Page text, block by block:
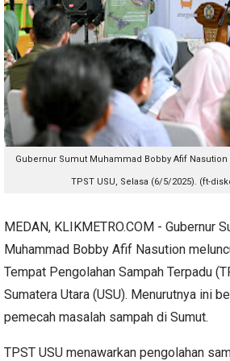
Gubernur Sumut Muhammad Bobby Afif
TPST USU, Selasa (6/5/2025). (ft-
MEDAN, KLIKMETRO.COM - Gubernur
Muhammad Bobby Afif Nasution
Tempat Pengolahan Sampah Terpadu
Sumatera Utara (USU). Menurutnya ini
pemecah masalah sampah di Sumut.
TPST USU menawarkan pengolahan